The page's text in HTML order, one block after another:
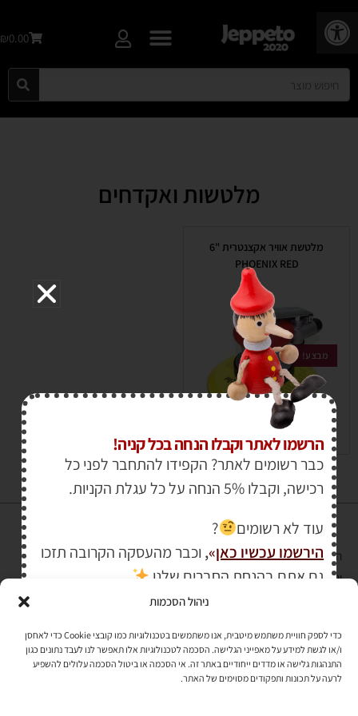
פתח סרגל נגישות
ניהול הסכמות
כדי לספק חוויית משתמש מיטבית, אנו משתמשים בטכנולוגיות כמו קובצי Cookie כדי לאחסן
ו/או לגשת למידע על מאפייני הגלישה. הסכמה לטכנולוגיות אלו תאפשר לנו לעבד נתונים כגון
התנהגות גלישה או מדדים ייחודיים באתר זה. אי הסכמה או ביטול הסכמה עלולים להשפיע
לרעה על תכונות ותפקודים מסוימים של האתר.
₪0.00
מלטשות ואקדחים
מלטשת אוויר אקצנטרית "6
PHOENIX RED
מבצע!
₪ 660.00
הרכישה באתר באמצעות כרטיס אשראי מאובטחת במפתח הצפנה EV SSL
והעומד בתקן אבטחה PCI DSS Level-1
לתקנון האתר»
תהיו בקשר
הרשמו לאתר וקבלו הנחה בכל קניה!
כבר רשומים לאתר? הקפידו להתחבר לפני כל
רכישה, וקבלו 5% הנחה על כל עגלת הקניות.
עוד לא רשומים
?
הירשמו עכשיו כאן»
, וכבר מהעסקה הקרובה תזכו
גם אתם בהנחת החברים שלנו